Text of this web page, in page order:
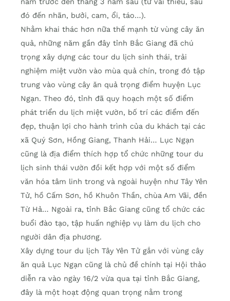
đó đến nhãn, bưởi, cam, ổi, táo…).
Nhằm khai thác hơn nữa thế mạnh từ vùng cây ăn
quả, những năm gần đây tỉnh Bắc Giang đã chú
trọng xây dựng các tour du lịch sinh thái, trải
nghiệm miệt vườn vào mùa quả chín, trong đó tập
trung vào vùng cây ăn quả trọng điểm huyện Lục
Ngạn. Theo đó, tỉnh đã quy hoạch một số điểm
phát triển du lịch miệt vườn, bố trí các điểm đến
đẹp, thuận lợi cho hành trình của du khách tại các
xã Quý Sơn, Hồng Giang, Thanh Hải… Lục Ngạn
cũng là địa điểm thích hợp tổ chức những tour du
lịch sinh thái vườn đồi kết hợp với một số điểm
văn hóa tâm linh trong và ngoài huyện như Tây Yên
Tử, hồ Cấm Sơn, hồ Khuôn Thần, chùa Am Vãi, đền
Từ Hả… Ngoài ra, tỉnh Bắc Giang cũng tổ chức các
buổi đào tạo, tập huấn nghiệp vụ làm du lịch cho
người dân địa phương.
Xây dựng tour du lịch Tây Yên Tử gắn với vùng cây
ăn quả Lục Ngạn cũng là chủ đề chính tại Hội thảo
diễn ra vào ngày 16/2 vừa qua tại tỉnh Bắc Giang,
đây là một hoạt động quan trọng nằm trong